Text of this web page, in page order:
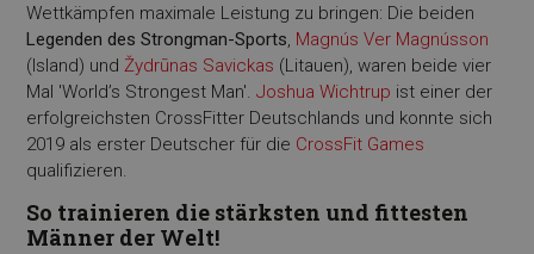
Wettkämpfen maximale Leistung zu bringen: Die beiden
Legenden des Strongman-Sports, Magnús Ver Magnússon
(Island) undŽydrūnas Savickas (Litauen), waren beide vier
Mal 'World’s Strongest Man'.Joshua Wichtrup ist einer der
erfolgreichsten CrossFitter Deutschlands und konnte sich
2019 als erster Deutscher für die CrossFit Games
qualifizieren.
So trainieren die stärksten und fittesten
Männer der Welt!